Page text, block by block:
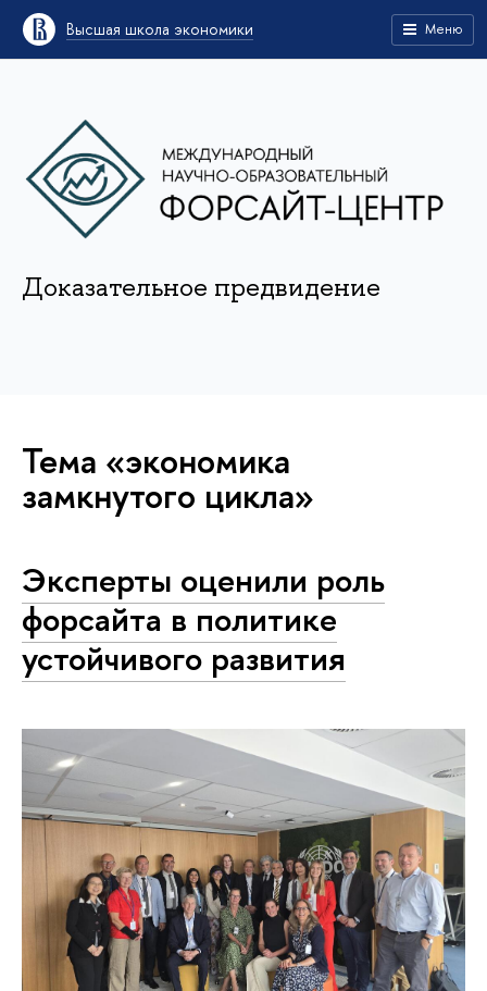
Высшая школа экономики Меню
Доказательное предвидение
Тема «экономика
замкнутого цикла»
Эксперты оценили роль
форсайта в политике
устойчивого развития